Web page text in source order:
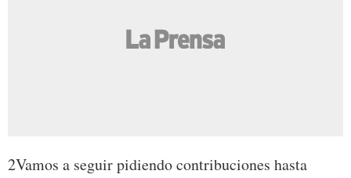
2Vamos a seguir pidiendo contribuciones hasta